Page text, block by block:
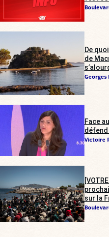
De
de
Georges
Face
défend
Victoire
sur la